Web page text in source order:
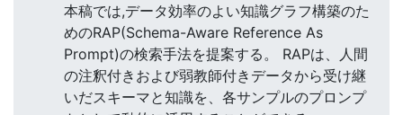
本稿では,データ効率のよい知識グラフ構築のた
めのRAP(Schema-Aware Reference As
Prompt)の検索手法を提案する。 RAPは、人間
の注釈付きおよび弱教師付きデータから受け継
いだスキーマと知識を、各サンプルのプロンプ